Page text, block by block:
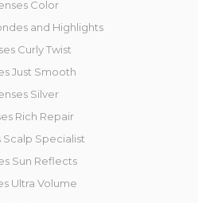
Color
and Highlights
Curly Twist
Just Smooth
Silver
Rich Repair
Scalp Specialist
Sun Reflects
Ultra Volume